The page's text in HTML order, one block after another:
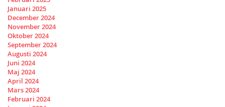
Januari 2025
December 2024
November 2024
Oktober 2024
September 2024
Augusti 2024
Juni 2024
Maj 2024
April 2024
Mars 2024
Februari 2024